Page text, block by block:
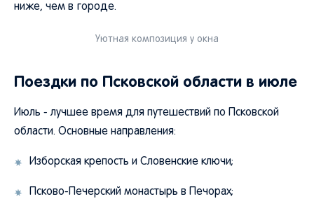
ниже, чем в городе.
Уютная композиция у окна
Поездки по Псковской области в июле
Июль - лучшее время для путешествий по Псковской
области. Основные направления:
Изборская крепость и Словенские ключи;
Псково-Печерский монастырь в Печорах;